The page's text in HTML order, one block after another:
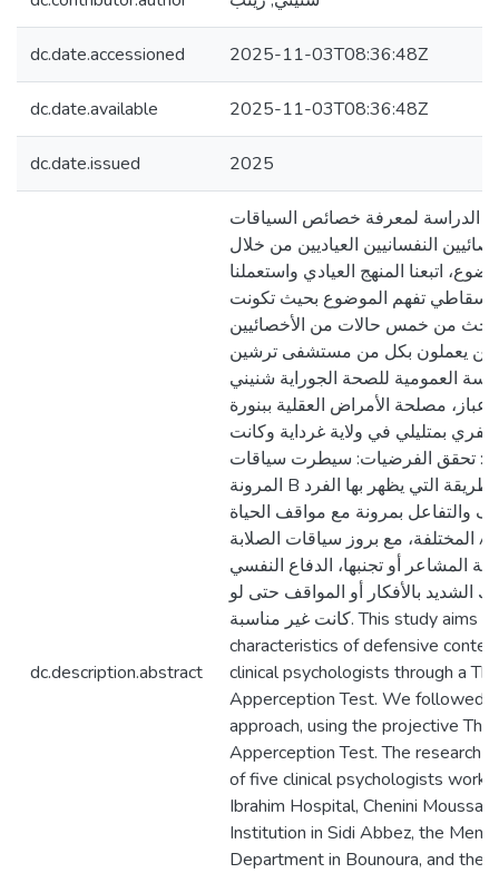
dc.date.accessioned 2025-11-03T08:36:48Z
dc.date.available 2025-11-03T08:36:48Z
dc.date.issued 2025
dc.description.abstract
الدراسة لمعرفة خصائص السياقات
النفسانيين العياديين من خلال
اتبعنا المنهج العيادي واستعملنا
الاسقاطي تفهم الموضوع بحيث تكونت
من خمس حالات من الأخصائيين
يعملون بكل من مستشفى ترشين
العمومية للصحة الجوراية شنيني
مصلحة الأمراض العقلية ببنورة
ومستشفى 18فيفري بمتليلي في ولاية غرداية وكانت
تحقق الفرضيات: سيطرت سياقات
المرونة B والتي تشير إلى الطريقة التي يظهر بها الفرد
والتفاعل بمرونة مع مواقف الحياة
المختلفة، مع بروز سياقات الصلابة A والتي تشير
المشاعر أو تجنبها، الدفاع النفسي
الشديد بالأفكار أو المواقف حتى لو
كانت غير مناسبة. This study aims to identify the
characteristics of defensive
clinical psychologists through a
Apperception Test. We followed
approach, using the projective
Apperception Test. The research
of five clinical psychologists
Ibrahim Hospital, Chenini Moussa
Institution in Sidi Abbez, the
Department in Bounoura, and the